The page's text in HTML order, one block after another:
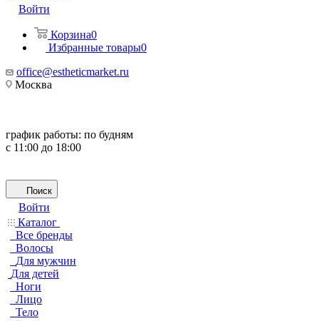
Войти
Корзина0
Избранные товары0
office@estheticmarket.ru
Москва
график работы: по будням
с 11:00 до 18:00
Поиск
Войти
Каталог
Все бренды
Волосы
Для мужчин
Для детей
Ноги
Лицо
Тело